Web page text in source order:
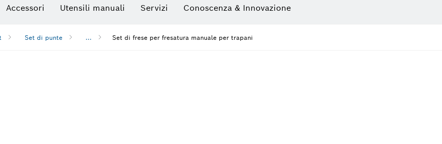
Accessori Utensili manuali Servizi Conoscenza & Innovazione
Set di punte ... Set di frese per fresatura manuale per trapani